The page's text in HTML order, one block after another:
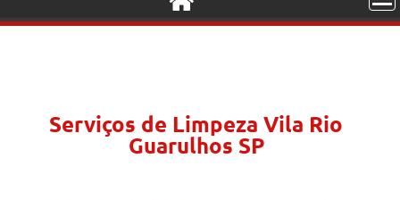
Serviços de Limpeza Vila Rio
Guarulhos SP